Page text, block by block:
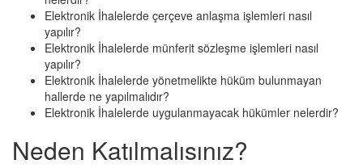
Elektronik İhalelerde çerçeve anlaşma işlemleri nasıl
yapılır?
Elektronik İhalelerde münferit sözleşme işlemleri nasıl
yapılır?
Elektronik İhalelerde yönetmelikte hüküm bulunmayan
hallerde ne yapılmalıdır?
Elektronik İhalelerde uygulanmayacak hükümler nelerdir?
Neden Katılmalısınız?